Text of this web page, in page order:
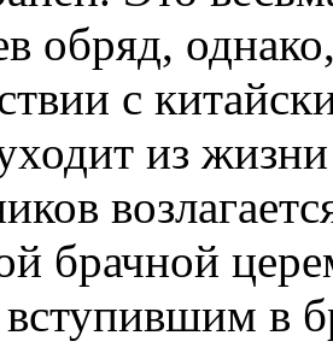
обряд,
с
из
брачной
вступившим в